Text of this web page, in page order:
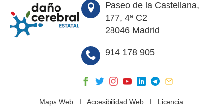
Paseo de la Castellana,
177, 4ª C2
28046 Madrid
914 178 905
Mapa WebI Accesibilidad WebI Licencia